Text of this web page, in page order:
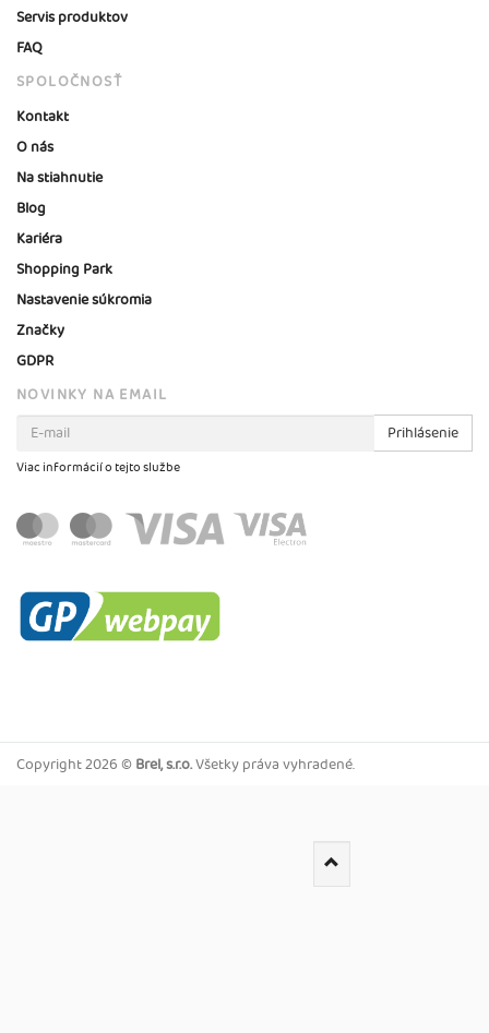
Servis produktov
FAQ
SPOLOČNOSŤ
Kontakt
O nás
Na stiahnutie
Blog
Kariéra
Shopping Park
Nastavenie súkromia
Značky
GDPR
NOVINKY NA EMAIL
Prihlásenie
Viac informácií o tejto službe
Copyright2026 ©Brel, s.r.o.Všetky práva vyhradené.